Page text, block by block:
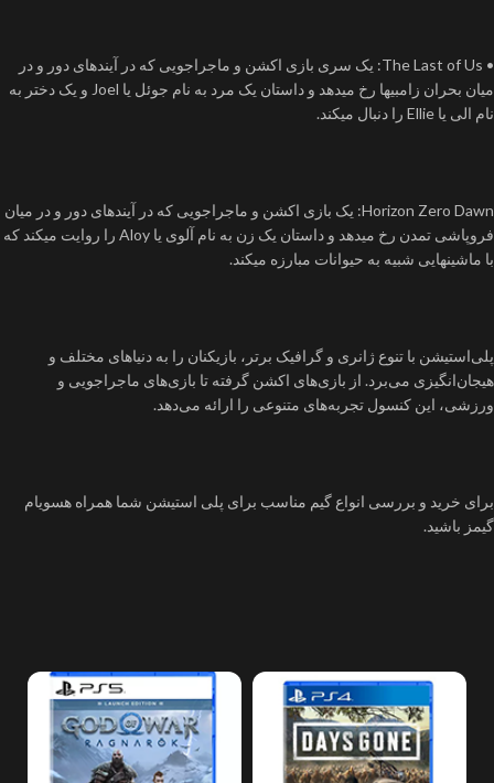
• The Last of Us: یک سری بازی اکشن و ماجراجویی که در آیندهای دور و در
میان بحران زامبیها رخ میدهد و داستان یک مرد به نام جوئل یا Joel و یک دختر به
نام الی یا Ellie را دنبال میکند.
Horizon Zero Dawn: یک بازی اکشن و ماجراجویی که در آیندهای دور و در میان
فروپاشی تمدن رخ میدهد و داستان یک زن به نام آلوی یا Aloy را روایت میکند که
با ماشینهایی شبیه به حیوانات مبارزه میکند.
پلی‌استیشن با تنوع ژانری و گرافیک برتر، بازیکنان را به دنیاهای مختلف و
هیجان‌انگیزی می‌برد. از بازی‌های اکشن گرفته تا بازی‌های ماجراجویی و
ورزشی، این کنسول تجربه‌های متنوعی را ارائه می‌دهد.
برای خرید و بررسی انواع گیم مناسب برای پلی استیشن شما همراه هسویام
گیمز باشید.